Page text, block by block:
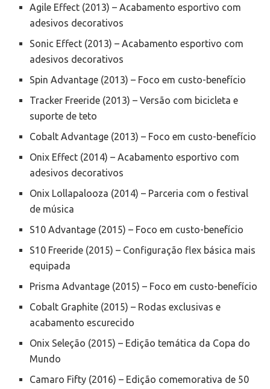
Agile Effect (2013) – Acabamento esportivo com
adesivos decorativos
Sonic Effect (2013) – Acabamento esportivo com
adesivos decorativos
Spin Advantage (2013) – Foco em custo-benefício
Tracker Freeride (2013) – Versão com bicicleta e
suporte de teto
Cobalt Advantage (2013) – Foco em custo-benefício
Onix Effect (2014) – Acabamento esportivo com
adesivos decorativos
Onix Lollapalooza (2014) – Parceria com o festival
de música
S10 Advantage (2015) – Foco em custo-benefício
S10 Freeride (2015) – Configuração flex básica mais
equipada
Prisma Advantage (2015) – Foco em custo-benefício
Cobalt Graphite (2015) – Rodas exclusivas e
acabamento escurecido
Onix Seleção (2015) – Edição temática da Copa do
Mundo
Camaro Fifty (2016) – Edição comemorativa de 50